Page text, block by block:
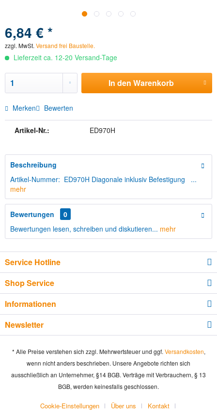
6,84 € *
zzgl. MwSt. Versand frei Baustelle.
Lieferzeit ca. 12-20 Versand-Tage
In den Warenkorb
Merken Bewerten
Artikel-Nr.: ED970H
Beschreibung
Artikel-Nummer: ED970H Diagonale inklusiv Befestigung ...
mehr
Bewertungen
0
Bewertungen lesen, schreiben und diskutieren... mehr
Service Hotline
Shop Service
Informationen
Newsletter
* Alle Preise verstehen sich zzgl. Mehrwertsteuer und ggf. Versandkosten,
wenn nicht anders beschrieben. Unsere Angebote richten sich
ausschließlich an Unternehmer, §14 BGB. Verträge mit Verbrauchern, § 13
BGB, werden keinesfalls geschlossen.
Cookie-Einstellungen Über uns
Kontakt